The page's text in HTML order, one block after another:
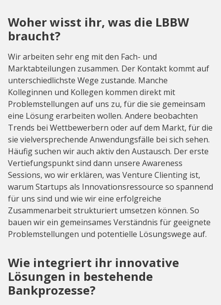
Woher wisst ihr, was die LBBW
braucht?
Wir arbeiten sehr eng mit den Fach- und
Marktabteilungen zusammen. Der Kontakt kommt auf
unterschiedlichste Wege zustande. Manche
Kolleginnen und Kollegen kommen direkt mit
Problemstellungen auf uns zu, für die sie gemeinsam
eine Lösung erarbeiten wollen. Andere beobachten
Trends bei Wettbewerbern oder auf dem Markt, für die
sie vielversprechende Anwendungsfälle bei sich sehen.
Häufig suchen wir auch aktiv den Austausch. Der erste
Vertiefungspunkt sind dann unsere Awareness
Sessions, wo wir erklären, was Venture Clienting ist,
warum Startups als Innovationsressource so spannend
für uns sind und wie wir eine erfolgreiche
Zusammenarbeit strukturiert umsetzen können. So
bauen wir ein gemeinsames Verständnis für geeignete
Problemstellungen und potentielle Lösungswege auf.
Wie integriert ihr innovative
Lösungen in bestehende
Bankprozesse?